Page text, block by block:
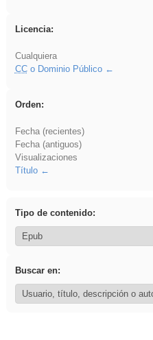
Licencia:
Cualquiera
CCo Dominio Público
Orden:
Fecha (recientes)
Fecha (antiguos)
Visualizaciones
Título
Tipo de contenido:
Buscar en: